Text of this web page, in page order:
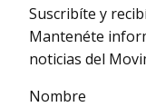
Suscribíte y
Mantenéte
noticias del
Nombre